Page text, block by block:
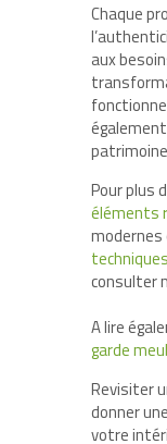
Chaque
aux
Pour plus
éléments
modernes
consulter
A lire
garde
Revisiter
donner
votre